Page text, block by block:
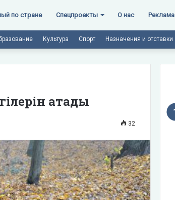
по стране Спецпроекты О нас Реклама
Культура Спорт Назначения и отставки
атады
32